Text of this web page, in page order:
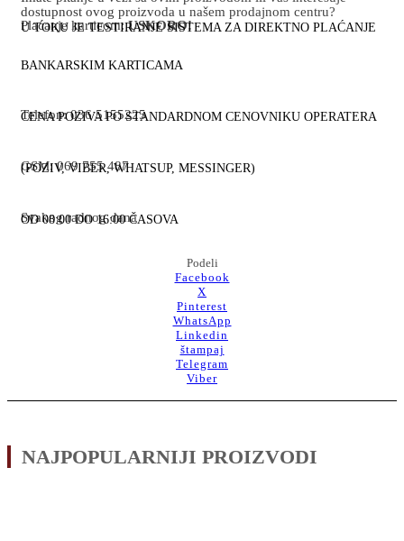
dostupnost ovog proizvoda u našem prodajnom centru?
Plaćanje karticom:USKORO!
U TOKU JE TESTIRANJE SISTEMA ZA DIREKTNO PLAĆANJE
BANKARSKIM KARTICAMA
Telefon: 036 5155225
CENA POZIVA PO STANDARDNOM CENOVNIKU OPERATERA
GSM: 069 755 487
(POZIV, VIBER, WHATSUP, MESSINGER)
Svakog radnog dana
OD 08:00 DO 16:00 ČASOVA
Podeli
Facebook
X
Pinterest
WhatsApp
Linkedin
štampaj
Telegram
Viber
NAJPOPULARNIJI PROIZVODI